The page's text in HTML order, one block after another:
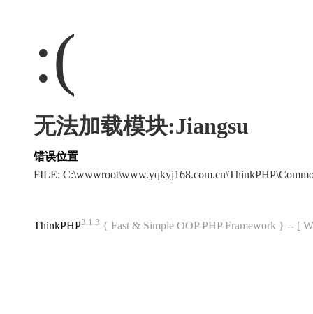
:(
无法加载模块:Jiangsu
错误位置
FILE:
ThinkPHP3.1.3 { Fast & Simple OOP PHP Framework } -- [